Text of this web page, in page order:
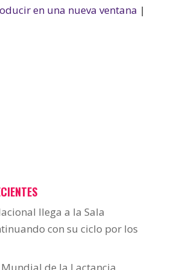
en una nueva ventana |
llega a la Sala
con su ciclo por los